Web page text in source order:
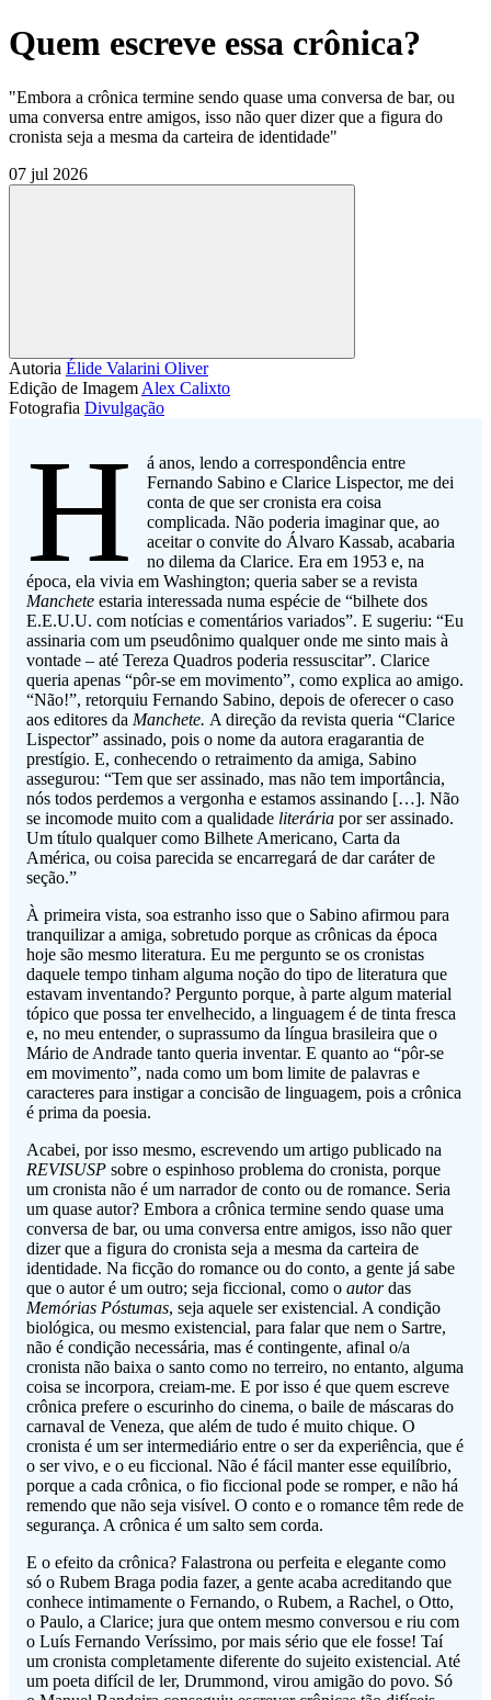
Quem escreve essa crônica?
"Embora a crônica termine sendo quase uma conversa de bar, ou
uma conversa entre amigos, isso não quer dizer que a figura do
cronista seja a mesma da carteira de identidade"
07 jul 2026
Compartilhar
Autoria Élide Valarini Oliver
Edição de Imagem Alex Calixto
Fotografia Divulgação
H
á anos, lendo a correspondência entre
Fernando Sabino e Clarice Lispector, me dei
conta de que ser cronista era coisa
complicada. Não poderia imaginar que, ao
aceitar o convite do Álvaro Kassab, acabaria
no dilema da Clarice. Era em 1953 e, na
época, ela vivia em Washington; queria saber se a revista
Manchete estaria interessada numa espécie de “bilhete dos
E.E.U.U. com notícias e comentários variados”. E sugeriu: “Eu
assinaria com um pseudônimo qualquer onde me sinto mais à
vontade – até Tereza Quadros poderia ressuscitar”. Clarice
queria apenas “pôr-se em movimento”, como explica ao amigo.
“Não!”, retorquiu Fernando Sabino, depois de oferecer o caso
aos editores da Manchete. A direção da revista queria “Clarice
Lispector” assinado, pois o nome da autora eragarantia de
prestígio. E, conhecendo o retraimento da amiga, Sabino
assegurou: “Tem que ser assinado, mas não tem importância,
nós todos perdemos a vergonha e estamos assinando […]. Não
se incomode muito com a qualidade literária por ser assinado.
Um título qualquer como Bilhete Americano, Carta da
América, ou coisa parecida se encarregará de dar caráter de
seção.”
À primeira vista, soa estranho isso que o Sabino afirmou para
tranquilizar a amiga, sobretudo porque as crônicas da época
hoje são mesmo literatura. Eu me pergunto se os cronistas
daquele tempo tinham alguma noção do tipo de literatura que
estavam inventando? Pergunto porque, à parte algum material
tópico que possa ter envelhecido, a linguagem é de tinta fresca
e, no meu entender, o suprassumo da língua brasileira que o
Mário de Andrade tanto queria inventar. E quanto ao “pôr-se
em movimento”, nada como um bom limite de palavras e
caracteres para instigar a concisão de linguagem, pois a crônica
é prima da poesia.
Acabei, por isso mesmo, escrevendo um artigo publicado na
REVISUSP sobre o espinhoso problema do cronista, porque
um cronista não é um narrador de conto ou de romance. Seria
um quase autor? Embora a crônica termine sendo quase uma
conversa de bar, ou uma conversa entre amigos, isso não quer
dizer que a figura do cronista seja a mesma da carteira de
identidade. Na ficção do romance ou do conto, a gente já sabe
que o autor é um outro; seja ficcional, como o autordas
Memórias Póstumas, seja aquele ser existencial. A condição
biológica, ou mesmo existencial, para falar que nem o Sartre,
não é condição necessária, mas é contingente, afinal o/a
cronista não baixa o santo como no terreiro, no entanto, alguma
coisa se incorpora, creiam-me. E por isso é que quem escreve
crônica prefere o escurinho do cinema, o baile de máscaras do
carnaval de Veneza, que além de tudo é muito chique. O
cronista é um ser intermediário entre o ser da experiência, que é
o ser vivo, e o eu ficcional. Não é fácil manter esse equilíbrio,
porque a cada crônica, o fio ficcional pode se romper, e não há
remendo que não seja visível. O conto e o romance têm rede de
segurança. A crônica é um salto sem corda.
E o efeito da crônica? Falastrona ou perfeita e elegante como
só o Rubem Braga podia fazer, a gente acaba acreditando que
conhece intimamente o Fernando, o Rubem, a Rachel, o Otto,
o Paulo, a Clarice; jura que ontem mesmo conversou e riu com
o Luís Fernando Veríssimo, por mais sério que ele fosse! Taí
um cronista completamente diferente do sujeito existencial. Até
um poeta difícil de ler, Drummond, virou amigão do povo. Só